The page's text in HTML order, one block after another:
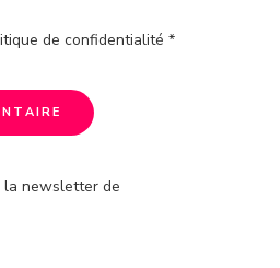
de confidentialité *
la newsletter de